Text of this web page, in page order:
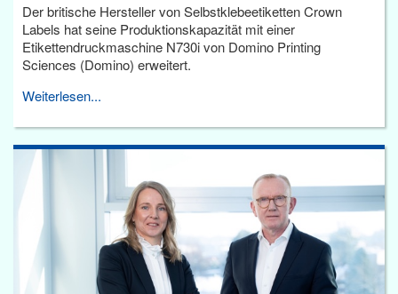
Der britische Hersteller von Selbstklebeetiketten Crown
Labels hat seine Produktionskapazität mit einer
Etikettendruckmaschine N730i von Domino Printing
Sciences (Domino) erweitert.
Weiterlesen...